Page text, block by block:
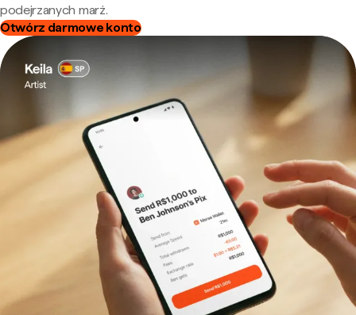
podejrzanych marż.
Otwórz darmowe konto